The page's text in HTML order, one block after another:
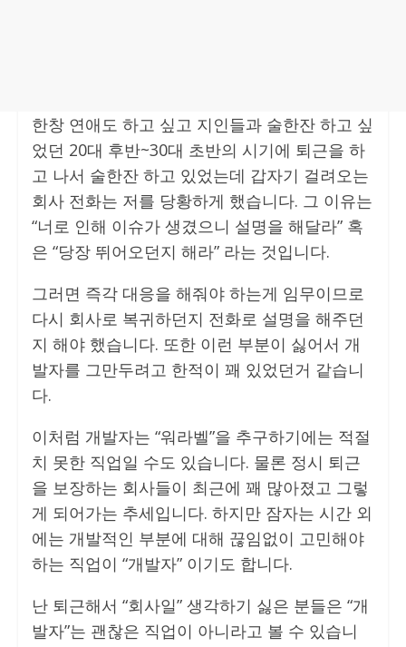
한창 연애도 하고 싶고 지인들과 술한잔 하고 싶
었던 20대 후반~30대 초반의 시기에 퇴근을 하
고 나서 술한잔 하고 있었는데 갑자기 걸려오는
회사 전화는 저를 당황하게 했습니다. 그 이유는
“너로 인해 이슈가 생겼으니 설명을 해달라” 혹
은 “당장 뛰어오던지 해라” 라는 것입니다.
그러면 즉각 대응을 해줘야 하는게 임무이므로
다시 회사로 복귀하던지 전화로 설명을 해주던
지 해야 했습니다. 또한 이런 부분이 싫어서 개
발자를 그만두려고 한적이 꽤 있었던거 같습니
다.
이처럼 개발자는 “워라벨”을 추구하기에는 적절
치 못한 직업일 수도 있습니다. 물론 정시 퇴근
을 보장하는 회사들이 최근에 꽤 많아졌고 그렇
게 되어가는 추세입니다. 하지만 잠자는 시간 외
에는 개발적인 부분에 대해 끊임없이 고민해야
하는 직업이 “개발자” 이기도 합니다.
난 퇴근해서 “회사일” 생각하기 싫은 분들은 “개
발자”는 괜찮은 직업이 아니라고 볼 수 있습니